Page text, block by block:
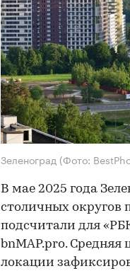
Зеленоград (Фото:
В мае 2025 года
столичных округов
подсчитали для
bnMAP.pro. Средняя
локации